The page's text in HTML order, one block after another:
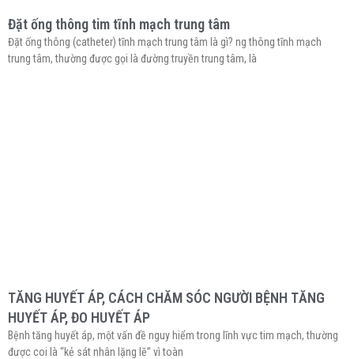
Đặt ống thông tim tĩnh mạch trung tâm
Đặt ống thông (catheter) tĩnh mạch trung tâm là gì? ng thông tĩnh mạch
trung tâm, thường được gọi là đường truyền trung tâm, là
TĂNG HUYẾT ÁP, CÁCH CHĂM SÓC NGƯỜI BỆNH TĂNG
HUYẾT ÁP, ĐO HUYẾT ÁP
Bệnh tăng huyết áp, một vấn đề nguy hiểm trong lĩnh vực tim mạch, thường
được coi là “kẻ sát nhân lặng lẽ” vì toàn